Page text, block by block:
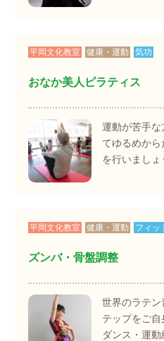
平岡文化教室 健康・運動 気功
おなか美人ピラティス
運動が苦手な
てゆるめか
を行いまし
平岡文化教室 健康・運動 フィッ
ズンバ・骨盤調整
世界のラテン
テップをご自
ダンス・運